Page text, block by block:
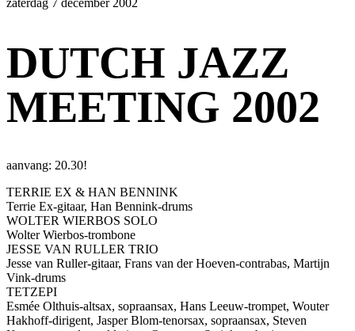
zaterdag 7 december 2002
DUTCH JAZZ
MEETING 2002
aanvang: 20.30!
TERRIE EX & HAN BENNINK
Terrie Ex-gitaar, Han Bennink-drums
WOLTER WIERBOS SOLO
Wolter Wierbos-trombone
JESSE VAN RULLER TRIO
Jesse van Ruller-gitaar, Frans van der Hoeven-contrabas, Martijn
Vink-drums
TETZEPI
Esmée Olthuis-altsax, sopraansax, Hans Leeuw-trompet, Wouter
Hakhoff-dirigent, Jasper Blom-tenorsax, sopraansax, Steven